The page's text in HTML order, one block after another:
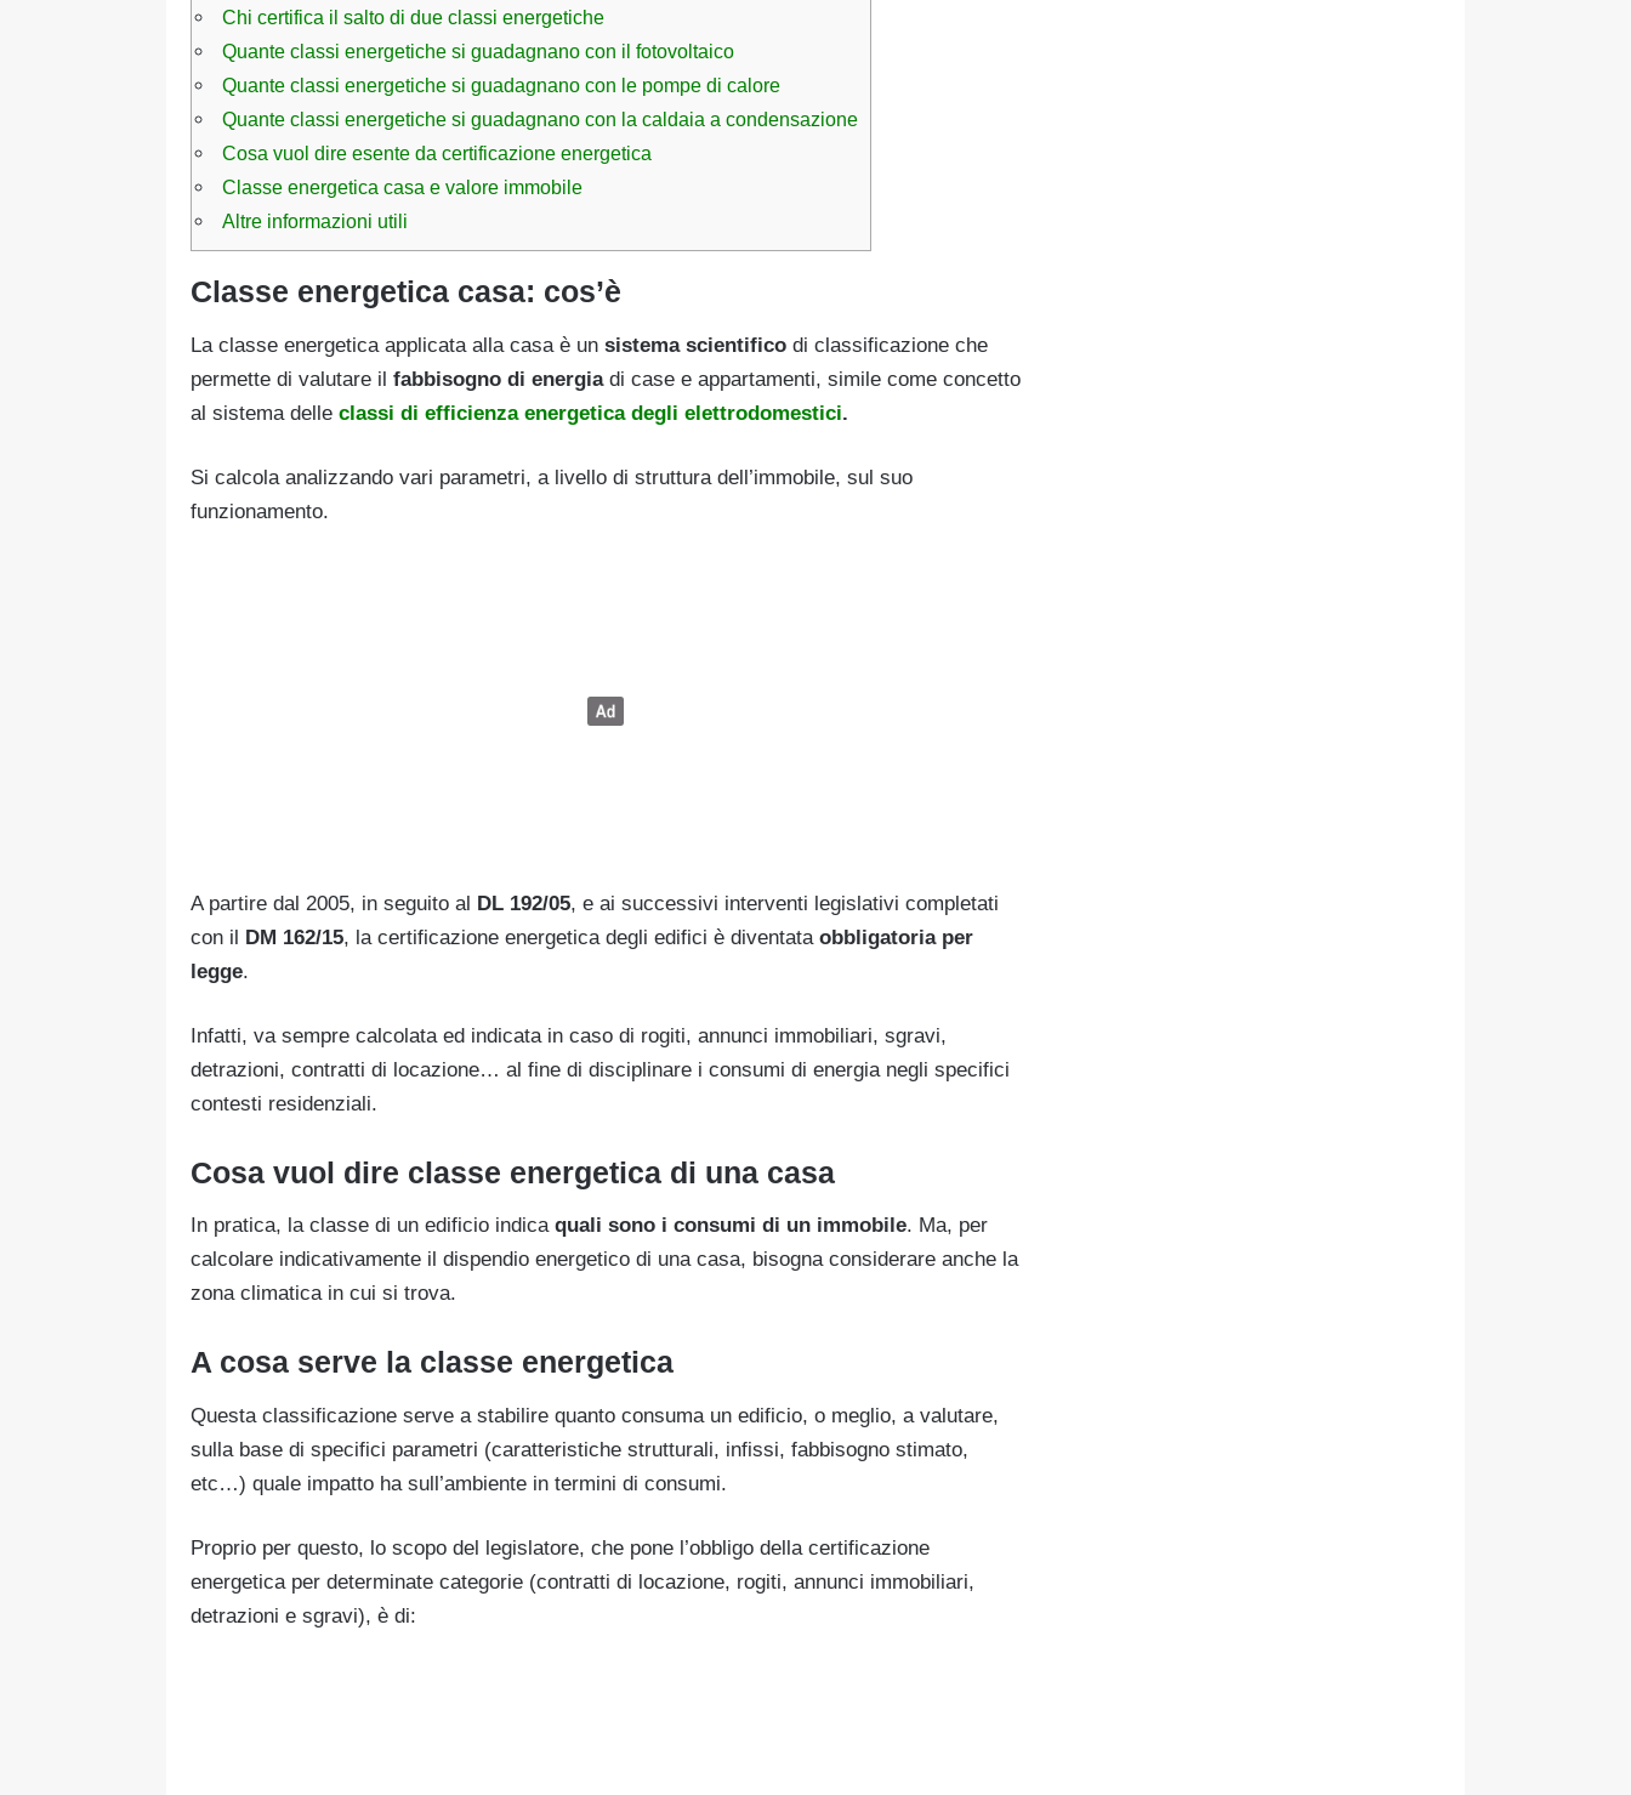
Chi certifica il salto di due classi energetiche
Quante classi energetiche si guadagnano con il fotovoltaico
Quante classi energetiche si guadagnano con le pompe di calore
Quante classi energetiche si guadagnano con la caldaia a condensazione
Cosa vuol dire esente da certificazione energetica
Classe energetica casa e valore immobile
Altre informazioni utili
Classe energetica casa: cos’è
La classe energetica applicata alla casa è un sistema scientifico di classificazione che
permette di valutare il fabbisogno di energiadi case e appartamenti, simile come concetto
al sistema delle classi di efficienza energetica degli elettrodomestici.
Si calcola analizzando vari parametri, a livello di struttura dell’immobile, sul suo
funzionamento.
A partire dal 2005, in seguito al DL 192/05, e ai successivi interventi legislativi completati
con il DM 162/15, la certificazione energetica degli edifici è diventata obbligatoria per
legge.
Infatti, va sempre calcolata ed indicata in caso di rogiti, annunci immobiliari, sgravi,
detrazioni, contratti di locazione… al fine di disciplinare i consumi di energia negli specifici
contesti residenziali.
Cosa vuol dire classe energetica di una casa
In pratica, la classe di un edificio indica quali sono i consumi di un immobile. Ma, per
calcolare indicativamente il dispendio energetico di una casa, bisogna considerare anche la
zona climatica in cui si trova.
A cosa serve la classe energetica
Questa classificazione serve a stabilire quanto consuma un edificio, o meglio, a valutare,
sulla base di specifici parametri (caratteristiche strutturali, infissi, fabbisogno stimato,
etc…) quale impatto ha sull’ambiente in termini di consumi.
Proprio per questo, lo scopo del legislatore, che pone l’obbligo della certificazione
energetica per determinate categorie (contratti di locazione, rogiti, annunci immobiliari,
detrazioni e sgravi), è di: